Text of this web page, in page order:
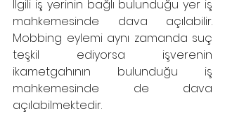
İlgili iş yerinin bağlı bulunduğu yer iş
mahkemesinde dava açılabilir.
Mobbing eylemi aynı zamanda suç
teşkil ediyorsa işverenin
ikametgahının bulunduğu iş
mahkemesinde de dava
açılabilmektedir.